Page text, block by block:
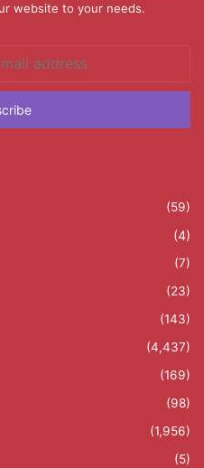
website to your needs.
(59)
(4)
(7)
(23)
(143)
(4,437)
(169)
(98)
(1,956)
(5)